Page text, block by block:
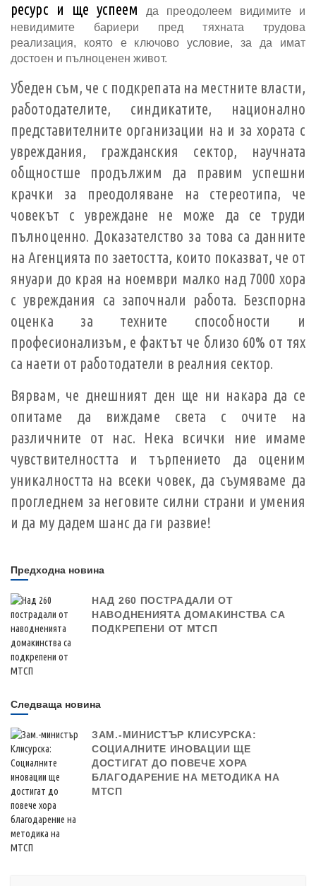
ресурс и ще успеем
да преодолеем видимите и
невидимите бариери пред тяхната трудова
реализация, която е ключово условие, за да имат
достоен и пълноценен живот.
Убеден съм, че с подкрепата на местните власти,
работодателите, синдикатите, национално
представителните организации на и за хората с
увреждания, гражданския сектор, научната
общностше продължим да правим успешни
крачки за преодоляване на стереотипа, че
човекът с увреждане не може да се труди
пълноценно. Доказателство за това са данните
на Агенцията по заетостта, които показват, че от
януари до края на ноември малко над 7000 хора
с увреждания са започнали работа. Безспорна
оценка за техните способности и
професионализъм, е фактът че близо 60% от тях
са наети от работодатели в реалния сектор.
Вярвам, че днешният ден ще ни накара да се
опитаме да виждаме света с очите на
различните от нас. Нека всички ние имаме
чувствителността и търпението да оценим
уникалността на всеки човек, да съумяваме да
прогледнем за неговите силни страни и умения
и да му дадем шанс да ги развие!
Предходна новина
НАД 260 ПОСТРАДАЛИ ОТ
НАВОДНЕНИЯТА ДОМАКИНСТВА СА
ПОДКРЕПЕНИ ОТ МТСП
Следваща новина
ЗАМ.-МИНИСТЪР КЛИСУРСКА:
СОЦИАЛНИТЕ ИНОВАЦИИ ЩЕ
ДОСТИГАТ ДО ПОВЕЧЕ ХОРА
БЛАГОДАРЕНИЕ НА МЕТОДИКА НА
МТСП